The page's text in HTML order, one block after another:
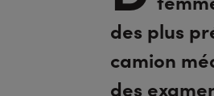
des plus
camion
des